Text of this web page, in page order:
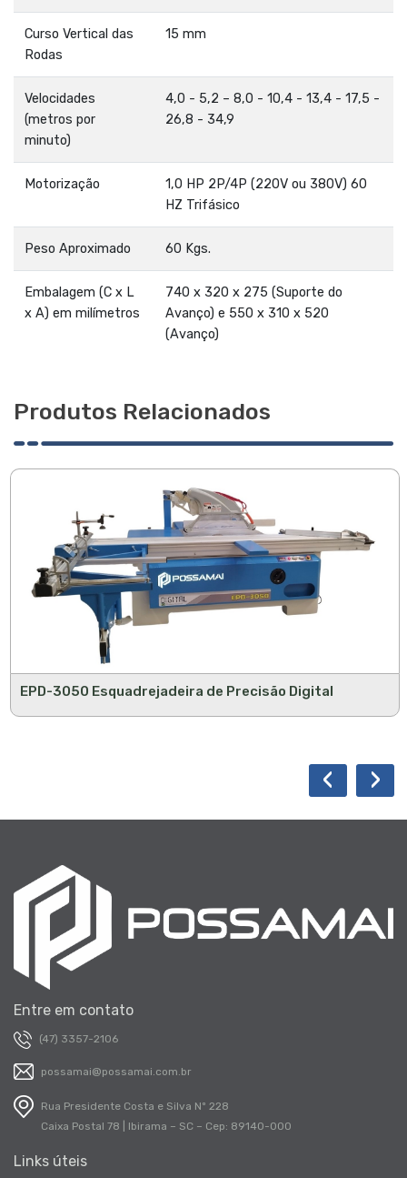
Curso Vertical das
Rodas
15 mm
Velocidades
(metros por
minuto)
4,0 - 5,2 – 8,0 - 10,4 - 13,4 - 17,5 -
26,8 - 34,9
Motorização
1,0 HP 2P/4P (220V ou 380V) 60
HZ Trifásico
Peso Aproximado 60 Kgs.
Embalagem (C x L
x A) em milímetros
740 x 320 x 275 (Suporte do
Avanço) e 550 x 310 x 520
(Avanço)
Produtos Relacionados
EPD-3050 Esquadrejadeira de Precisão Digital
‹ ›
Entre em contato
(47) 3357-2106
possamai@possamai.com.br
Rua Presidente Costa e Silva Nº 228
Caixa Postal 78 | Ibirama – SC – Cep: 89140-000
Links úteis